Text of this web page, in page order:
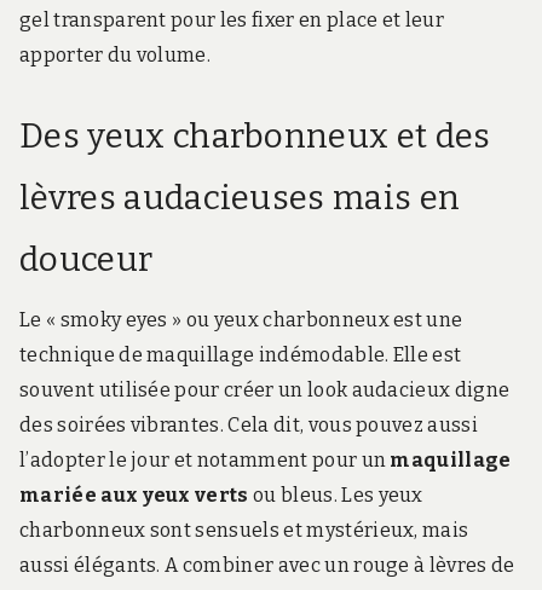
gel transparent pour les fixer en place et leur
apporter du volume.
Des yeux charbonneux et des
lèvres audacieuses mais en
douceur
Le « smoky eyes » ou yeux charbonneux est une
technique de maquillage indémodable. Elle est
souvent utilisée pour créer un look audacieux digne
des soirées vibrantes. Cela dit, vous pouvez aussi
l’adopter le jour et notamment pour un maquillage
mariée aux yeux verts ou bleus. Les yeux
charbonneux sont sensuels et mystérieux, mais
aussi élégants. A combiner avec un rouge à lèvres de